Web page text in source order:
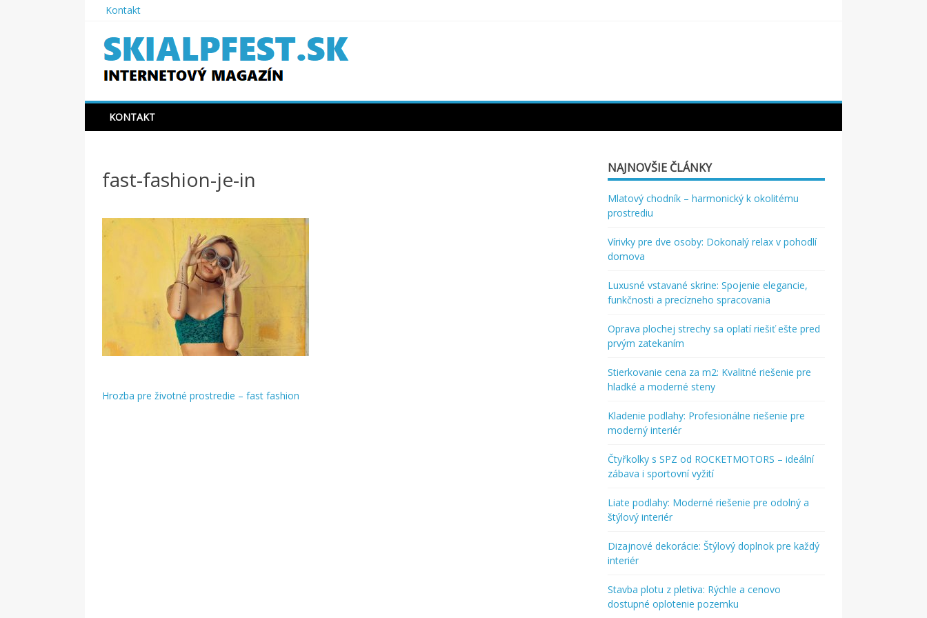
content
Kontakt
SKIAPLFEST.SK
KONTAKT
fast-fashion-je-in
Hrozba pre životné prostredie – fast fashion
NAJNOVŠIE ČLÁNKY
Mlatový chodník – harmonický k okolitému
prostrediu
Vírivky pre dve osoby: Dokonalý relax v pohodlí
domova
Luxusné vstavané skrine: Spojenie elegancie,
funkčnosti a precízneho spracovania
Oprava plochej strechy sa oplatí riešiť ešte pred
prvým zatekaním
Stierkovanie cena za m2: Kvalitné riešenie pre
hladké a moderné steny
Kladenie podlahy: Profesionálne riešenie pre
moderný interiér
Čtyřkolky s SPZ od ROCKETMOTORS – ideální
zábava i sportovní vyžití
Liate podlahy: Moderné riešenie pre odolný a
štýlový interiér
Dizajnové dekorácie: Štýlový doplnok pre každý
interiér
Stavba plotu z pletiva: Rýchle a cenovo
dostupné oplotenie pozemku